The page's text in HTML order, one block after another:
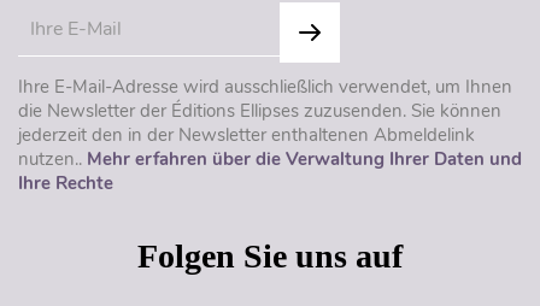
Ihre E-Mail-Adresse wird ausschließlich verwendet, um Ihnen
die Newsletter der Éditions Ellipses zuzusenden. Sie können
jederzeit den in der Newsletter enthaltenen Abmeldelink
nutzen.. Mehr erfahren über die Verwaltung Ihrer Daten und
Ihre Rechte
Folgen Sie uns auf